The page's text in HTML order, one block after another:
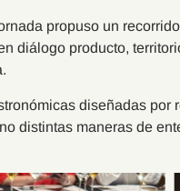
propuso un
diálogo producto,
diseñadas por
distintas maneras de